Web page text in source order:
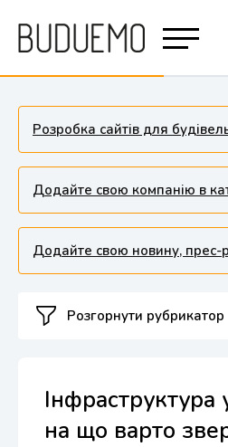
Розробка сайтів для
Додайте свою компанію в
Додайте свою новину, прес-
Розгорнути рубрикатор
Інфраструктура
на що варто